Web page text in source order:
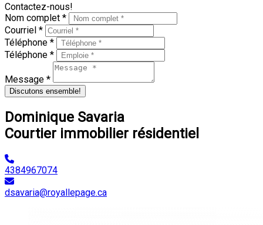
Contactez-nous!
Nom complet *
Courriel *
Téléphone *
Téléphone *
Message *
Discutons ensemble!
Dominique Savaria
Courtier immobilier résidentiel
4384967074
dsavaria@royallepage.ca